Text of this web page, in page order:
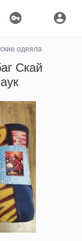
одеяла
Скай